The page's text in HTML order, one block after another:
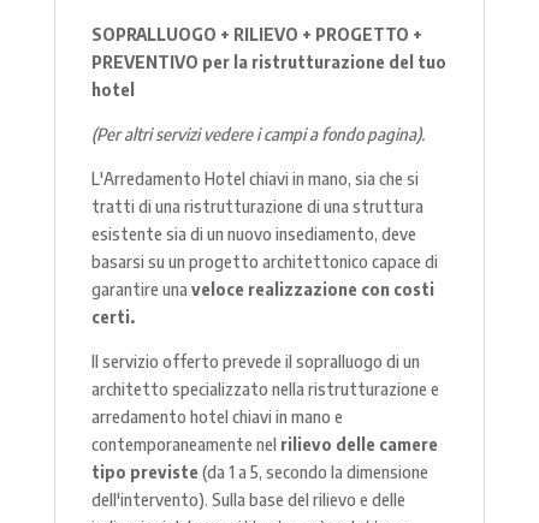
SOPRALLUOGO + RILIEVO + PROGETTO +
PREVENTIVO per la ristrutturazione del tuo
hotel
(Per altri servizi vedere i campi a fondo pagina).
L'Arredamento Hotel chiavi in mano, sia che si
tratti di una ristrutturazione di una struttura
esistente sia di un nuovo insediamento, deve
basarsi su un progetto architettonico capace di
garantire una veloce realizzazione con costi
certi.
Il servizio offerto prevede il sopralluogo di un
architetto specializzato nella ristrutturazione e
arredamento hotel chiavi in mano e
contemporaneamente nel rilievo delle camere
tipo previste (da 1 a 5, secondo la dimensione
dell'intervento). Sulla base del rilievo e delle